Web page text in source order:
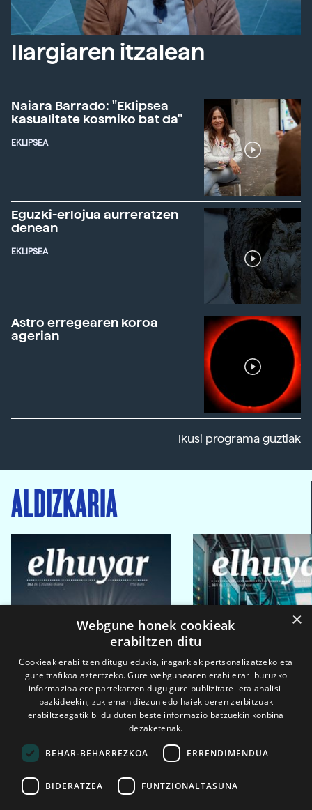
Ilargiaren itzalean
Naiara Barrado: "Eklipsea
kasualitate kosmiko bat da"
EKLIPSEA
Eguzki-erlojua aurreratzen
denean
EKLIPSEA
Astro erregearen koroa
agerian
Ikusi programa guztiak
ALDIZKARIA
2026ko eka. 1a 2026ko mar. 1a
×
Webgune honek cookieak
erabiltzen ditu
Cookieak erabiltzen ditugu edukia, iragarkiak pertsonalizatzeko eta
gure trafikoa aztertzeko. Gure webgunearen erabilerari buruzko
informazioa ere partekatzen dugu gure publizitate- eta analisi-
bazkideekin, zuk eman diezun edo haiek beren zerbitzuak
erabiltzeagatik bildu duten beste informazio batzuekin konbina
dezaketenak.
BEHAR-BEHARREZKOA ERRENDIMENDUA
BIDERATZEA FUNTZIONALTASUNA